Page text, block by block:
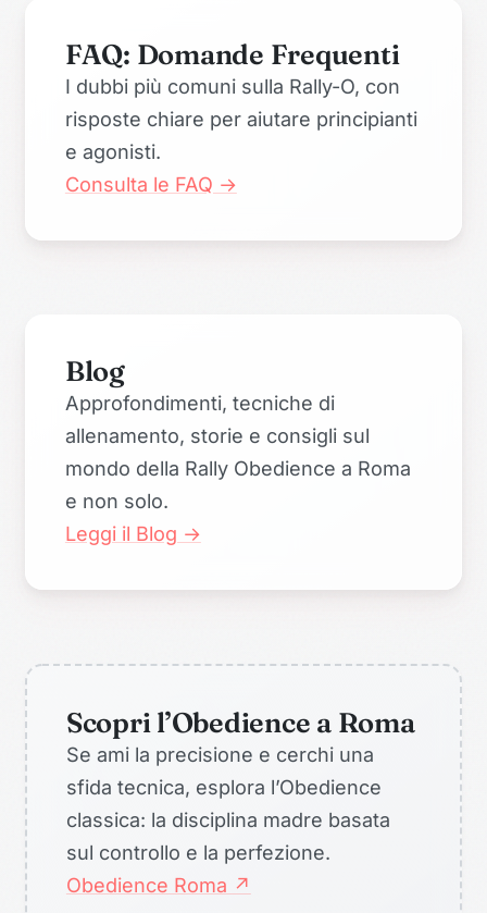
FAQ: Domande Frequenti
I dubbi più comuni sulla Rally-O, con
risposte chiare per aiutare principianti
e agonisti.
Consulta le FAQ →
Blog
Approfondimenti, tecniche di
allenamento, storie e consigli sul
mondo della Rally Obedience a Roma
e non solo.
Leggi il Blog →
Scopri l’Obedience a Roma
Se ami la precisione e cerchi una
sfida tecnica, esplora l’Obedience
classica: la disciplina madre basata
sul controllo e la perfezione.
Obedience Roma ↗